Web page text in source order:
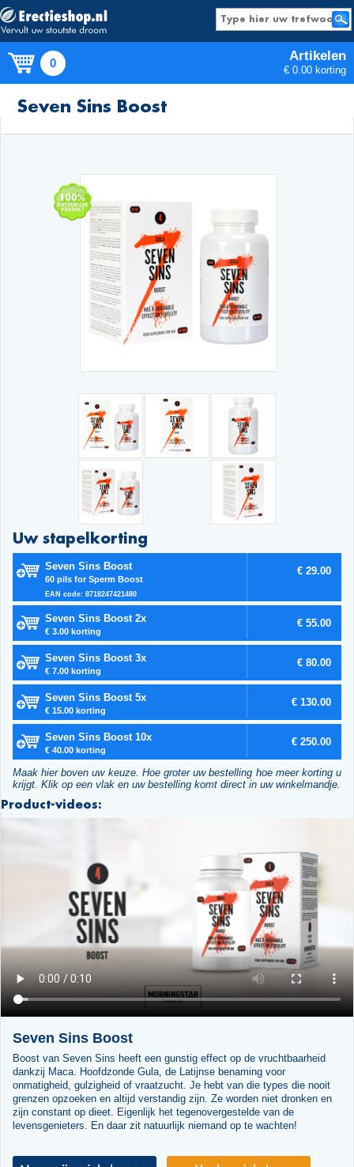
0 Artikelen
€ 0.00 korting
Producten
Seven Sins Boost
Uw stapelkorting
Seven Sins Boost
60 pils for Sperm Boost
EAN code: 8718247421480
€ 29.00
Seven Sins Boost 2x
€ 3.00 korting
€ 55.00
Seven Sins Boost 3x
€ 7.00 korting
€ 80.00
Seven Sins Boost 5x
€ 15.00 korting
€ 130.00
Seven Sins Boost 10x
€ 40.00 korting
€ 250.00
Maak hier boven uw keuze. Hoe groter uw bestelling hoe meer korting u
krijgt. Klik op een vlak en uw bestelling komt direct in uw winkelmandje.
Product-videos:
Seven Sins Boost
Boost van Seven Sins heeft een gunstig effect op de vruchtbaarheid
dankzij Maca. Hoofdzonde Gula, de Latijnse benaming voor
onmatigheid, gulzigheid of vraatzucht. Je hebt van die types die nooit
grenzen opzoeken en altijd verstandig zijn. Ze worden niet dronken en
zijn constant op dieet. Eigenlijk het tegenovergestelde van de
levensgenieters. En daar zit natuurlijk niemand op te wachten!